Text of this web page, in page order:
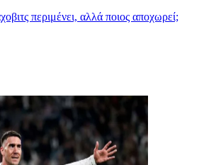
περιμένει, αλλά ποιος αποχωρεί;